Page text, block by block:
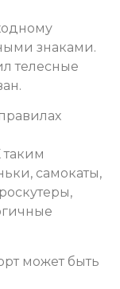
знаками.
телесные
таким
самокаты,
может быть